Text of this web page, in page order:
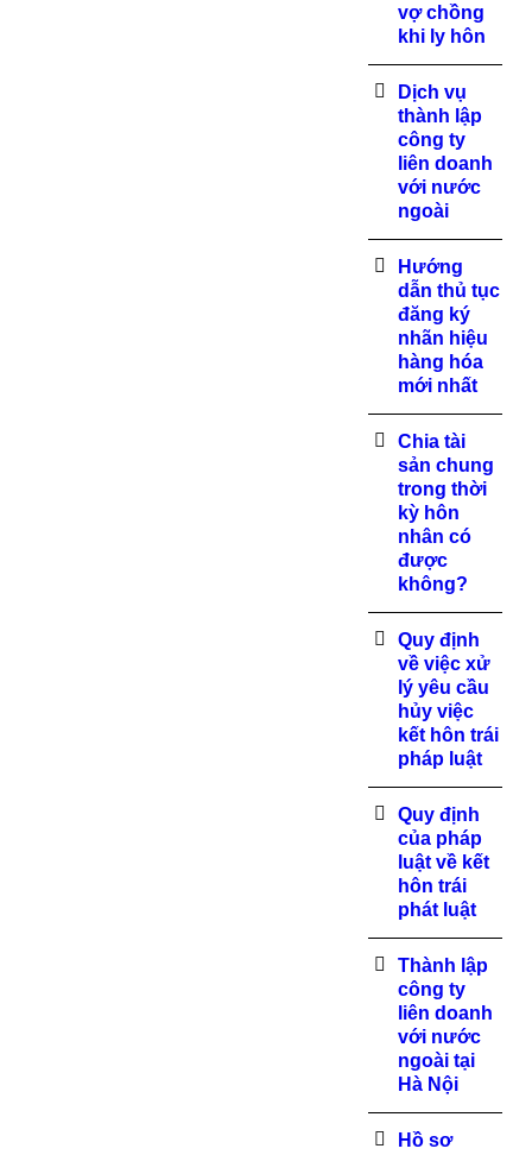
vợ chồng
khi ly hôn
Dịch vụ
thành lập
công ty
liên doanh
với nước
ngoài
Hướng
dẫn thủ tục
đăng ký
nhãn hiệu
hàng hóa
mới nhất
Chia tài
sản chung
trong thời
kỳ hôn
nhân có
được
không?
Quy định
về việc xử
lý yêu cầu
hủy việc
kết hôn trái
pháp luật
Quy định
của pháp
luật về kết
hôn trái
phát luật
Thành lập
công ty
liên doanh
với nước
ngoài tại
Hà Nội
Hồ sơ